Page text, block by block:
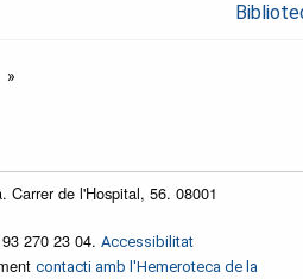
Carrer de l'Hospital, 56. 08001
270 23 04. Accessibilitat
contacti amb l'Hemeroteca de la